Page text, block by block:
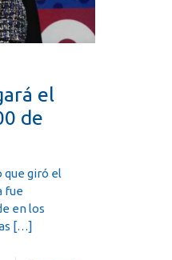
el
de
giró el
fue
en los
[…]